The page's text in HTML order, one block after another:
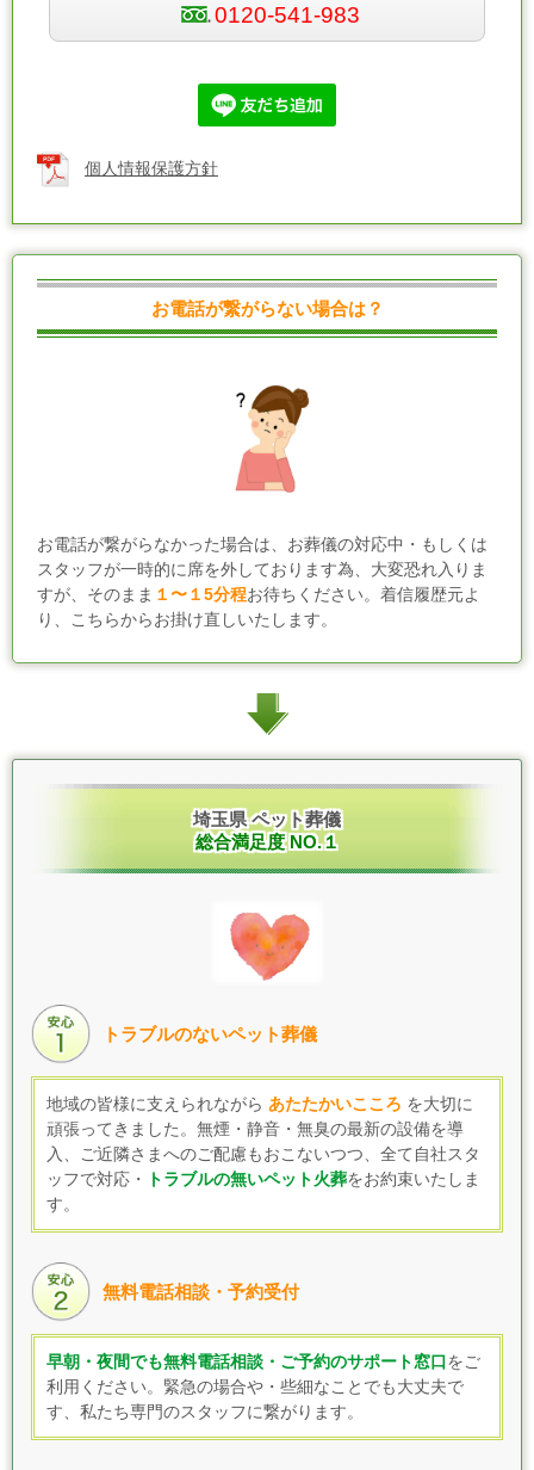
0120-541-983
個人情報保護方針
お電話が繋がらない場合は？
お電話が繋がらなかった場合は、お葬儀の対応中・もしくは
スタッフが一時的に席を外しております為、大変恐れ入りま
すが、そのまま １〜１5分程お待ちください。着信履歴元よ
り、こちらからお掛け直しいたします。
埼玉県 ペット葬儀
総合満足度 NO.１
トラブルのないペット葬儀
地域の皆様に支えられながら あたたかいこころ を大切に
頑張ってきました。無煙・静音・無臭の最新の設備を導
入、
ご近隣さまへのご配慮もおこないつつ、 全て自社スタ
ッフで対応・
トラブルの無いペット火葬をお約束いたしま
す。
無料電話相談・予約受付
早朝・夜間でも無料電話相談・ご予約のサポート窓口 をご
利用ください。緊急の場合や・些細なことでも大丈夫で
す、私たち専門のスタッフに繋がります。